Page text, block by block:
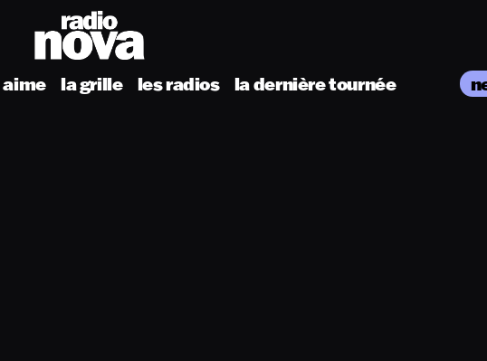
aime la grille les radios la dernière tournée